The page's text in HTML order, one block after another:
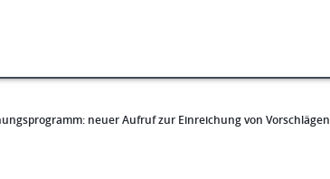
neuer Aufruf zur Einreichung von Vorschlägen